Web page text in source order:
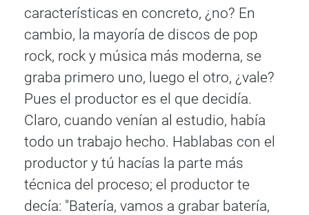
características en concreto, ¿no? En
cambio, la mayoría de discos de pop
rock, rock y música más moderna, se
graba primero uno, luego el otro, ¿vale?
Pues el productor es el que decidía.
Claro, cuando venían al estudio, había
todo un trabajo hecho. Hablabas con el
productor y tú hacías la parte más
técnica del proceso; el productor te
decía: "Batería, vamos a grabar batería,